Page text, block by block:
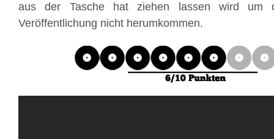
aus der Tasche hat ziehen lassen wird um
Veröffentlichung nicht herumkommen.